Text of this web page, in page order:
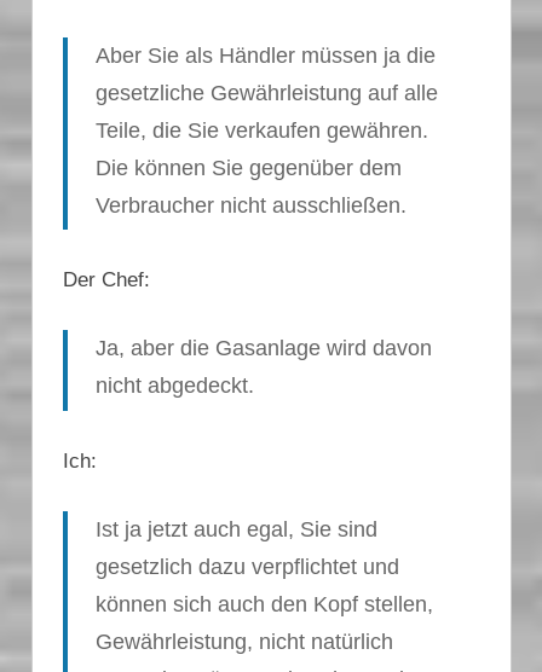
Aber Sie als Händler müssen ja die
gesetzliche Gewährleistung auf alle
Teile, die Sie verkaufen gewähren.
Die können Sie gegenüber dem
Verbraucher nicht ausschließen.
Der Chef:
Ja, aber die Gasanlage wird davon
nicht abgedeckt.
Ich:
Ist ja jetzt auch egal, Sie sind
gesetzlich dazu verpflichtet und
können sich auch den Kopf stellen,
Gewährleistung, nicht natürlich